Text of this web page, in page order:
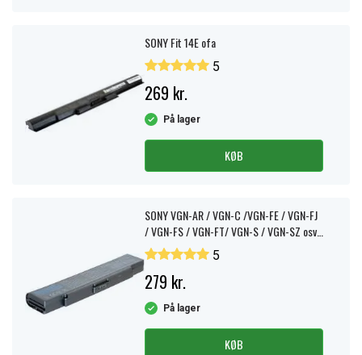
SONY Fit 14E ofa
5
269 kr.
På lager
KØB
SONY VGN-AR / VGN-C /VGN-FE / VGN-FJ
/ VGN-FS / VGN-FT/ VGN-S / VGN-SZ osv.
4400 mAh
5
279 kr.
På lager
KØB